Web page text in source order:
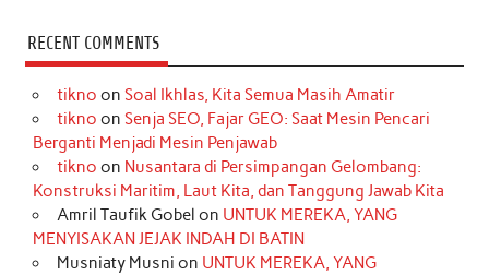
c
e
b
o
k
s
t
a
r
a
m
k
T
o
k
t
e
r
e
s
t
k
e
d
I
n
t
t
r
T
u
e
RECENT COMMENTS
tikno on Soal Ikhlas, Kita Semua Masih Amatir
tikno on Senja SEO, Fajar GEO: Saat Mesin Pencari
Berganti Menjadi Mesin Penjawab
tikno on Nusantara di Persimpangan Gelombang:
Konstruksi Maritim, Laut Kita, dan Tanggung Jawab Kita
Amril Taufik Gobel on UNTUK MEREKA, YANG
MENYISAKAN JEJAK INDAH DI BATIN
Musniaty Musni on UNTUK MEREKA, YANG